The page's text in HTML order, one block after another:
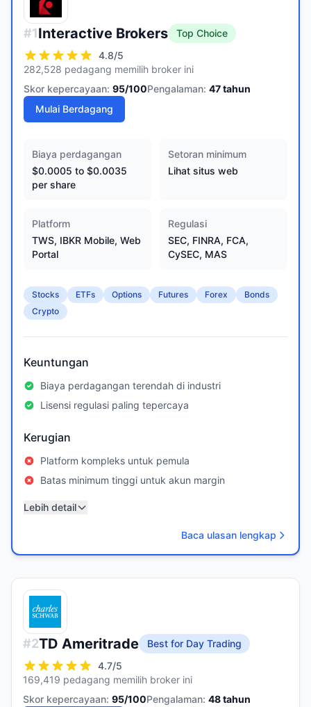
#1Interactive Brokers
Top Choice
4.8/5
282,528 pedagang memilih broker ini
Skor kepercayaan: 95/100Pengalaman: 47tahun
Mulai Berdagang
Biaya perdagangan
$0.0005 to $0.0035
per share
Setoran minimum
Lihat situs web
Platform
TWS, IBKR Mobile, Web
Portal
Regulasi
SEC, FINRA, FCA,
CySEC, MAS
Stocks ETFs Options Futures Forex
Bonds
Crypto
Keuntungan
Biaya perdagangan terendah di industri
Lisensi regulasi paling tepercaya
Kerugian
Platform kompleks untuk pemula
Batas minimum tinggi untuk akun margin
Lebih detail
Baca ulasan lengkap
#2TD Ameritrade
Best for Day Trading
4.7/5
169,419 pedagang memilih broker ini
Skor kepercayaan: 95/100Pengalaman: 48tahun